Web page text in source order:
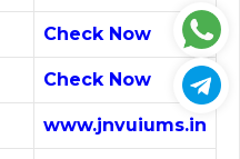
Check Now
Check Now
www.jnvuiums.in